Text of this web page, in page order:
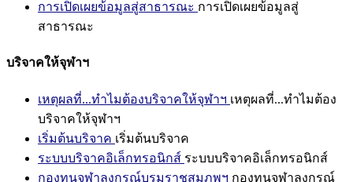
การเปิดเผยข้อมูลสู่สาธารณะ การเปิดเผยข้อมูลสู่
สาธารณะ
บริจาคให้จุฬาฯ
เหตุผลที่...ทำไมต้องบริจาคให้จุฬาฯ เหตุผลที่...ทำไมต้อง
บริจาคให้จุฬาฯ
เริ่มต้นบริจาค เริ่มต้นบริจาค
ระบบบริจาคอิเล็กทรอนิกส์ ระบบบริจาคอิเล็กทรอนิกส์
กองทุนจุฬาลงกรณ์บรมราชสมภพฯ กองทุนจุฬาลงกรณ์